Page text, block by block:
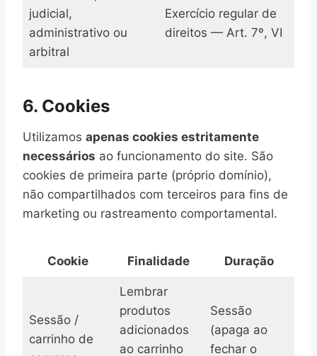
judicial,
administrativo ou
arbitral
Exercício regular de
direitos — Art. 7º, VI
6. Cookies
Utilizamos apenas cookies estritamente
necessários ao funcionamento do site. São
cookies de primeira parte (próprio domínio),
não compartilhados com terceiros para fins de
marketing ou rastreamento comportamental.
Cookie Finalidade Duração
Sessão /
carrinho de
Lembrar
produtos
adicionados
ao carrinho
Sessão
(apaga ao
fechar o